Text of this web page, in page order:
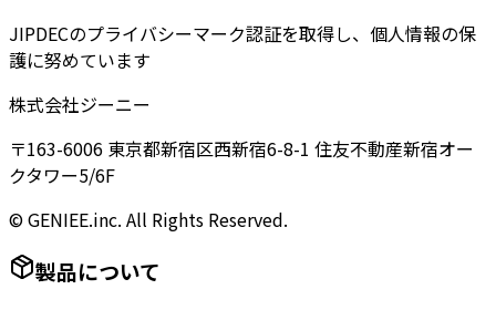
JIPDECのプライバシーマーク認証を取得し、個人情報の保
護に努めています
株式会社ジーニー
〒163-6006 東京都新宿区西新宿6-8-1 住友不動産新宿オー
クタワー5/6F
© GENIEE.inc. All Rights Reserved.
製品について